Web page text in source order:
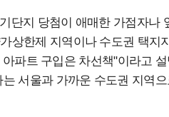
단지 당첨이 애매한 가점자나
상한제 지역이나 수도권 택지
파트 구입은 차선책"이라고
서울과 가까운 수도권 지역